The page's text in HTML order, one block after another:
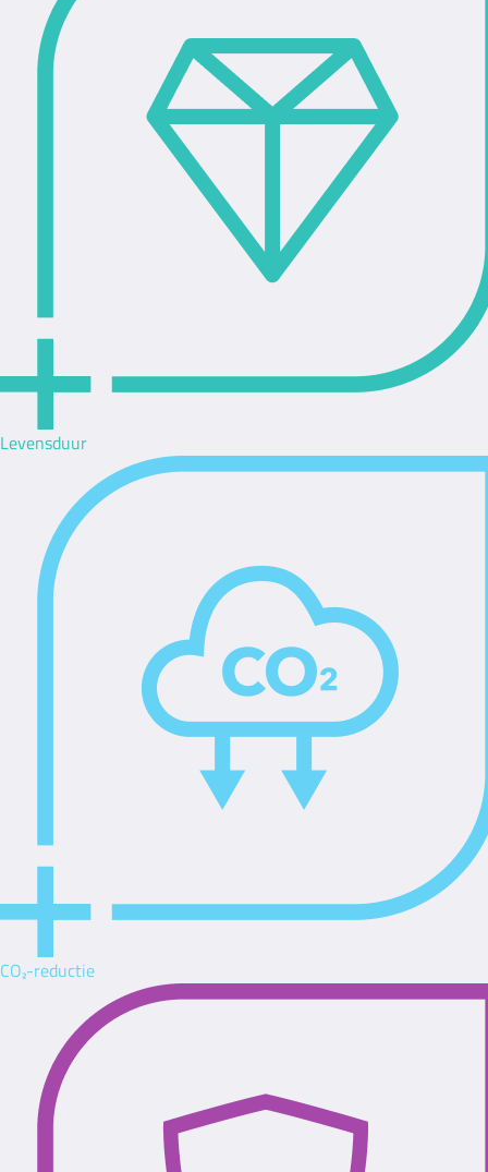
Levensduur
CO₂-reductie